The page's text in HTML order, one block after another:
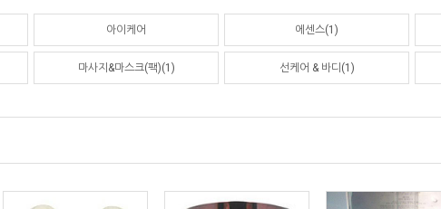
아이케어 에센스(1)
마사지&마스크(팩)(1) 선케어 & 바디(1)